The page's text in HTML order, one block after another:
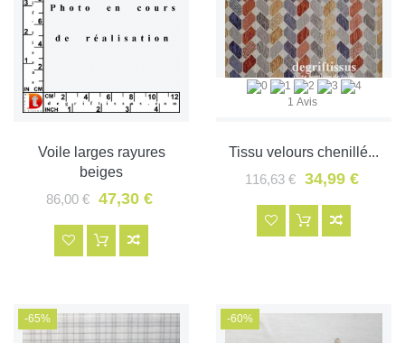
Voile larges rayures
beiges
86,00 €
47,30 €
1 Avis
Tissu velours chenillé...
116,63 €
34,99 €
-65% -60%